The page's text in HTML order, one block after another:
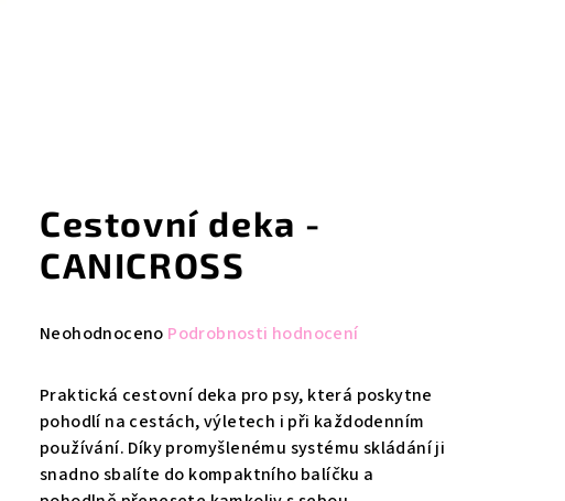
Cestovní deka -
CANICROSS
Průměrné
produktu
je
0,0
z
5
Neohodnoceno Podrobnosti hodnocení
Praktická cestovní deka pro psy, která poskytne
pohodlí na cestách, výletech i při každodenním
používání. Díky promyšlenému systému skládání ji
snadno sbalíte do kompaktního balíčku a